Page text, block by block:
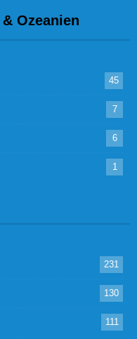
Ozeanien
45
7
6
1
231
130
111